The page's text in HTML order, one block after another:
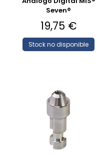
Seven®
19,75 €
Stock no disponible